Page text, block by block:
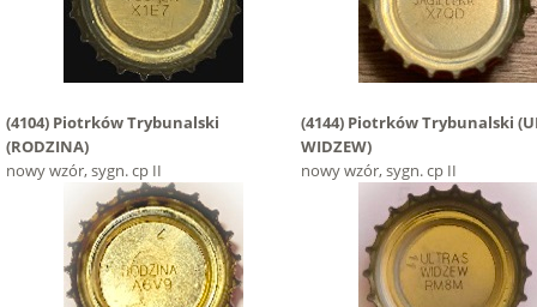
(4104) Piotrków Trybunalski
(RODZINA)
nowy wzór, sygn. cp II
(4144) Piotrków Trybunalski
WIDZEW)
nowy wzór, sygn. cp II